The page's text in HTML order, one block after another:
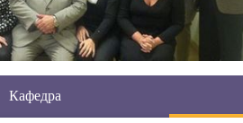
Кафедра